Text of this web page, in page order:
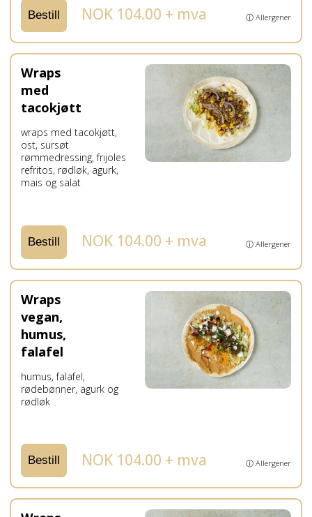
Bestill NOK 104.00 + mva ⓘ Allergener
Wraps
med
tacokjøtt
wraps med tacokjøtt,
ost, sursøt
rømmedressing, frijoles
refritos, rødløk, agurk,
mais og salat
Bestill NOK 104.00 + mva ⓘ Allergener
Wraps
vegan,
humus,
falafel
humus, falafel,
rødebønner, agurk og
rødløk
Bestill NOK 104.00 + mva ⓘ Allergener